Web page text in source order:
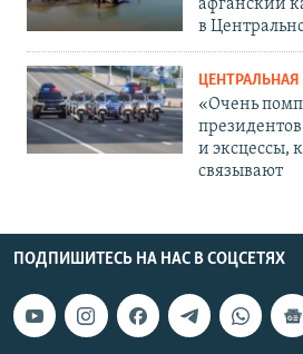
афганский
в
«Очень
и эксцессы,
связывают
ПОДПИШИТЕСЬ НА НАС В СОЦСЕТЯХ